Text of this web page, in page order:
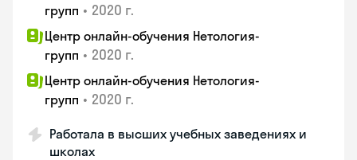
групп • 2020 г.
Центр онлайн-обучения Нетология-
групп • 2020 г.
Центр онлайн-обучения Нетология-
групп • 2020 г.
Работала в высших учебных заведениях и
школах